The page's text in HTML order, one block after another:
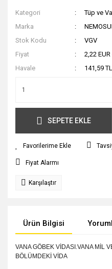
Kategori
Tüp ve
Marka
Stok Kodu
VGV
Fiyat
2,22
Havale
141,59
SEPETE EKLE
Fiyat Alarmı
Karşılaştır
Ürün Bilgisi
VANA GÖBEK VİDASI.VANA MİL
BÖLÜMDEKİ VİDA